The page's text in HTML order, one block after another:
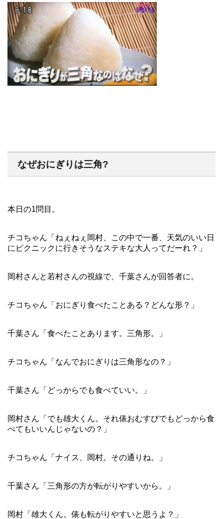
なぜおにぎりは三角?
本日の1問目。
チコちゃん「ねぇねぇ岡村、この中で一番、天気のいい日
にピクニックに行きそうなステキな大人ってだーれ？」
岡村さんと若村さんの視線で、千葉さんが回答者に。
チコちゃん「おにぎり食べたことある？どんな形？」
千葉さん「食べたことあります。三角形。」
チコちゃん「なんでおにぎりは三角形なの？」
千葉さん「どっからでも食べていい。」
岡村さん「でも雄大くん。それ俵おむすびでもどっから食
べてもいいんじゃないの？」
チコちゃん「ナイス、岡村。その通りね。」
千葉さん「三角形の方が転がりやすいから。」
岡村「雄大くん。俵も転がりやすいと思うよ？」